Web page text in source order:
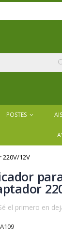
POSTES
12V
el primero en